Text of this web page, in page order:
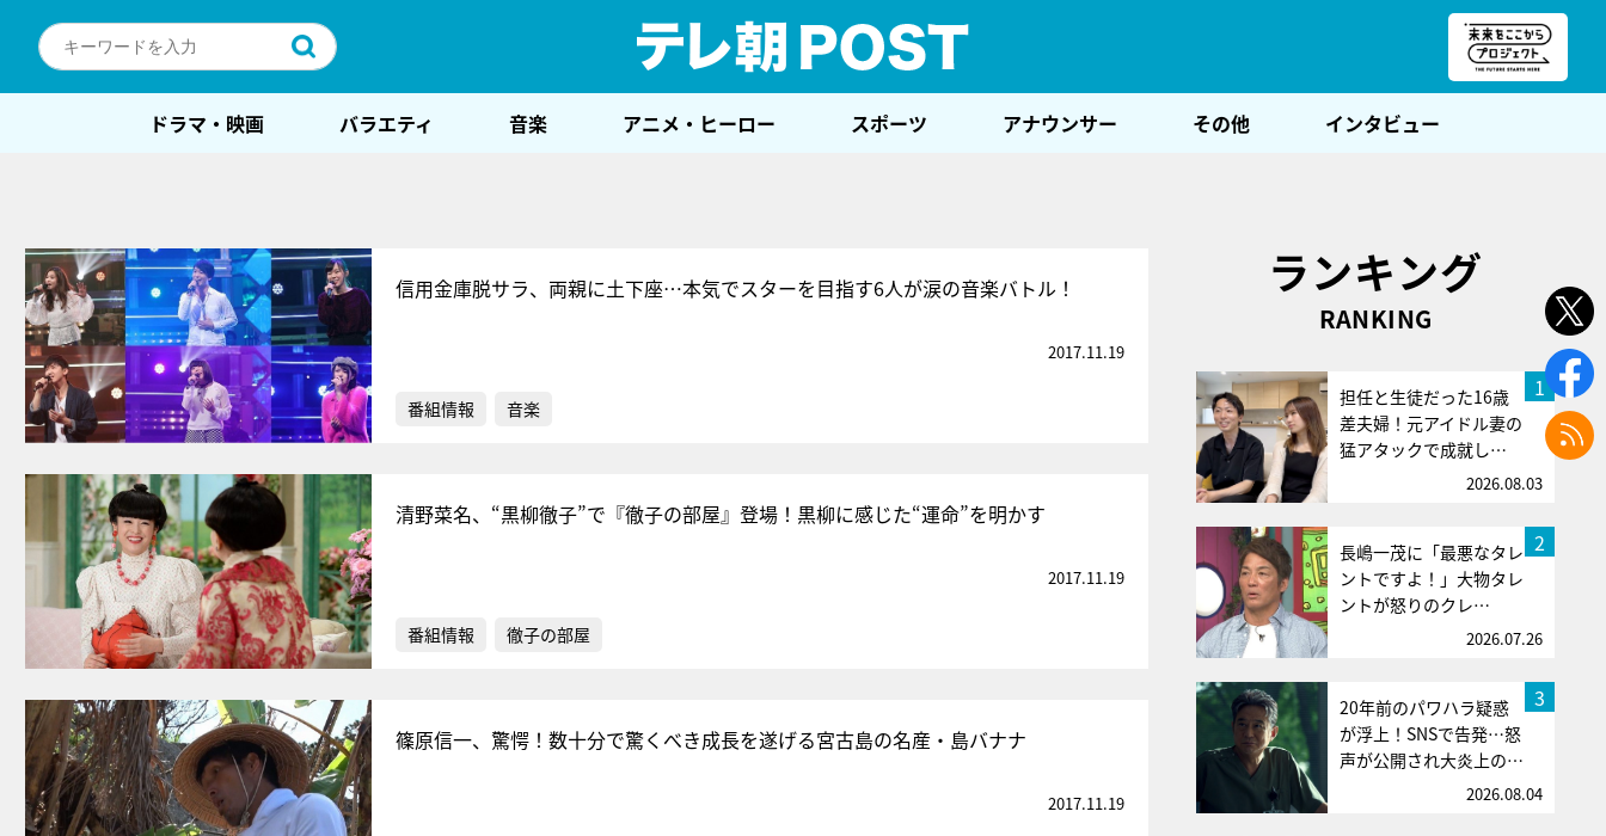
ドラマ・映画 バラエティ 音楽 アニメ・ヒーロー スポーツ アナウンサー その他 インタビュー
信用金庫脱サラ、両親に土下座…本気でスターを目指す6人が涙の音楽バトル！
2017.11.19
番組情報 音楽
清野菜名、“黒柳徹子”で『徹子の部屋』登場！黒柳に感じた“運命”を明かす
2017.11.19
番組情報 徹子の部屋
篠原信一、驚愕！数十分で驚くべき成長を遂げる宮古島の名産・島バナナ
2017.11.19
ランキング
RANKING
1
担任と生徒だった16歳
差夫婦！元アイドル妻の
猛アタックで成就し…
2026.08.03
2
長嶋一茂に「最悪なタレ
ントですよ！」大物タレ
ントが怒りのクレ…
2026.07.26
3
20年前のパワハラ疑惑
が浮上！SNSで告発…怒
声が公開され大炎上の…
2026.08.04